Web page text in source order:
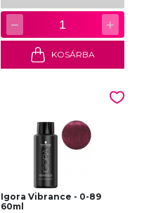
− 1 +
KOSÁRBA
Igora Vibrance - 0-89
60ml